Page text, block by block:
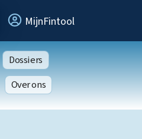
MijnFintool
Dossiers
Over ons